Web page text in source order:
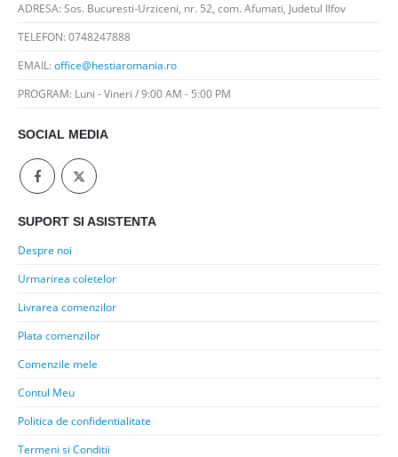
ADRESA:Sos. Bucuresti-Urziceni, nr. 52, com. Afumati, Judetul Ilfov
TELEFON:0748247888
EMAIL:office@hestiaromania.ro
PROGRAM: Luni - Vineri / 9:00 AM - 5:00 PM
SOCIAL MEDIA
SUPORT SI ASISTENTA
Despre noi
Urmarirea coletelor
Livrarea comenzilor
Plata comenzilor
Comenzile mele
Contul Meu
Politica de confidentialitate
Termeni si Conditii